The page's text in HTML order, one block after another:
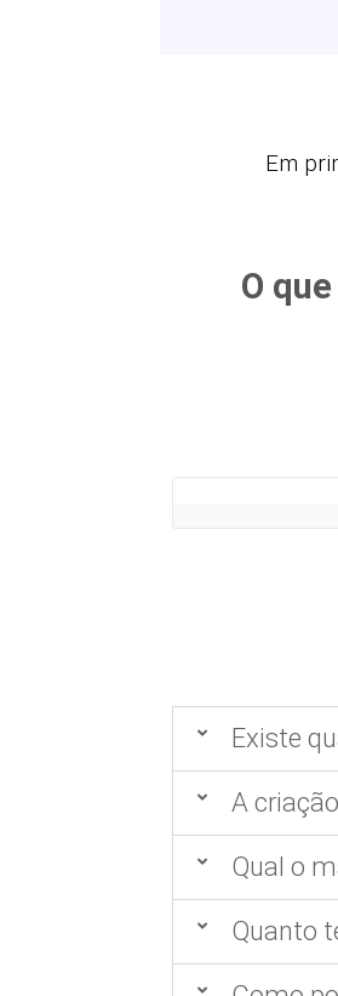
Em
O
Existe
A
Qual o
Quanto